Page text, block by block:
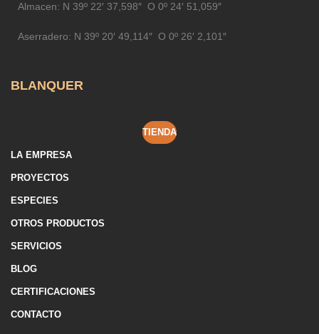
Almacen: N 39º 22′ 37,598″ O 0º 24′ 51,059″
Aserradero: N 39º 20′ 49,114″ O 0º 26′ 2,101″
BLANQUER
TIENDA
LA EMPRESA
PROYECTOS
ESPECIES
OTROS PRODUCTOS
SERVICIOS
BLOG
CERTIFICACIONES
CONTACTO